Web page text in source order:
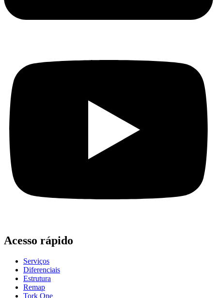
Acesso rápido
Serviços
Diferenciais
Estrutura
Remap
Tork One